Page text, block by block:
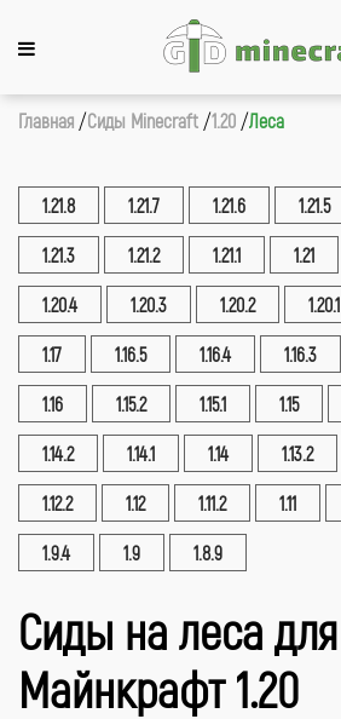
Главная Сиды Minecraft 1.20 Леса
1.21.8 1.21.7 1.21.6 1.21.5
1.21.3 1.21.2 1.21.1 1.21
1.20.4 1.20.3 1.20.2 1.20.1
1.17 1.16.5 1.16.4 1.16.3
1.16 1.15.2 1.15.1 1.15
1.14.2 1.14.1 1.14 1.13.2
1.12.2 1.12 1.11.2 1.11
1.9.4 1.9 1.8.9
Сиды на леса для
Майнкрафт 1.20